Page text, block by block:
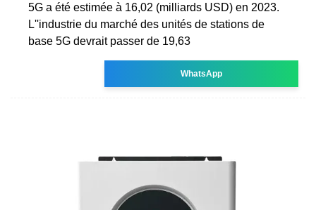
5G a été estimée à 16,02 (milliards USD) en 2023.
L''industrie du marché des unités de stations de
base 5G devrait passer de 19,63
WhatsApp